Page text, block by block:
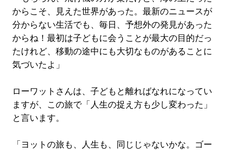
からこそ、見えた世界があった。最新のニュースが
分からない生活でも、毎日、予想外の発見があった
からね！最初は子どもに会うことが最大の目的だっ
たけれど、移動の途中にも大切なものがあることに
気づいたよ」
ローワットさんは、子どもと離ればなれになってい
ますが、この旅で「人生の捉え方も少し変わった」
と言います。
「ヨットの旅も、人生も、同じじゃないかな。ゴー